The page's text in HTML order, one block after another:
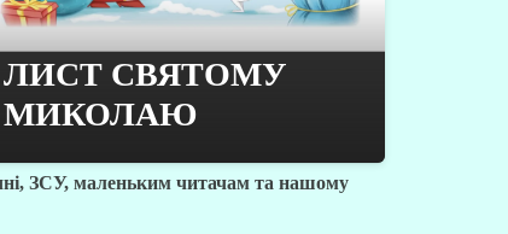
ЛИСТ СВЯТОМУ
МИКОЛАЮ
ЗСУ, маленьким читачам та нашому